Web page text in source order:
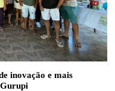
inovação e mais